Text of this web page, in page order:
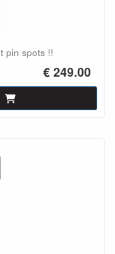
pin spots !!
€ 249.00